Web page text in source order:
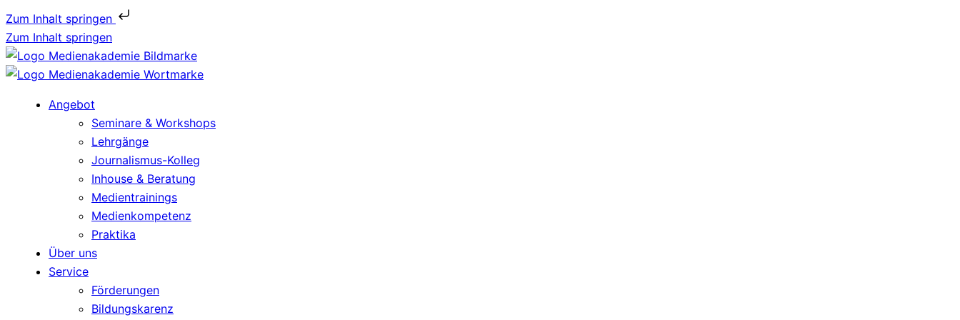
Zum Inhalt springen
Zum Inhalt springen
Angebot
Seminare & Workshops
Lehrgänge
Journalismus-Kolleg
Inhouse & Beratung
Medientrainings
Medienkompetenz
Praktika
Über uns
Service
Förderungen
Bildungskarenz